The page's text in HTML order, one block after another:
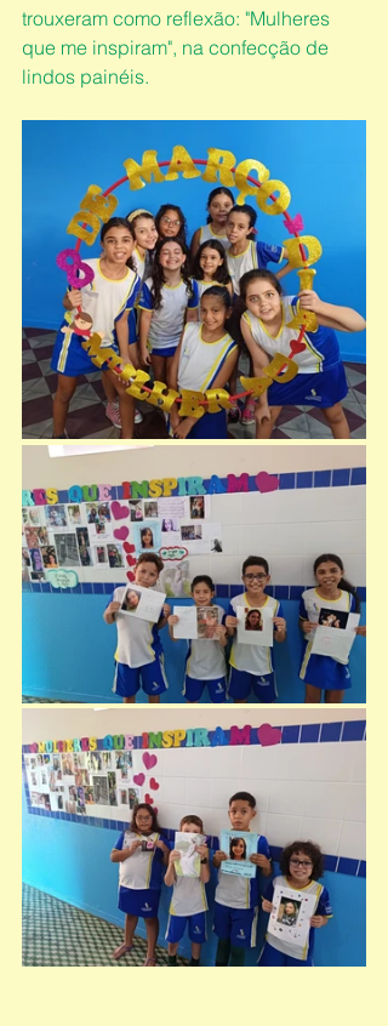
trouxeram como reflexão: "Mulheres
que me inspiram", na confecção de
lindos painéis.